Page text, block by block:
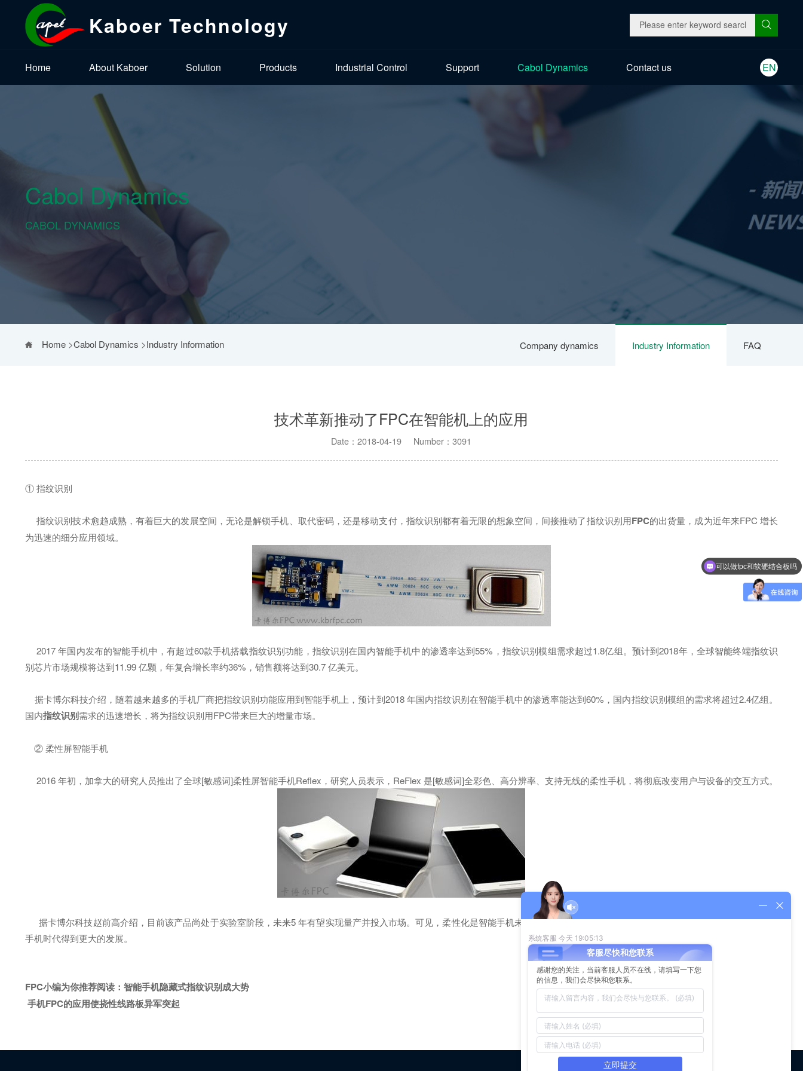
Kaboer Technology
Home About Kaboer Solution Products Industrial Control Support Cabol Dynamics Contact us EN
Cabol Dynamics
CABOL DYNAMICS
Company dynamics Industry Information FAQ
Home>Cabol Dynamics >Industry Information
技术革新推动了FPC在智能机上的应用
Date：2018-04-19 Number：3091
① 指纹识别
指纹识别技术愈趋成熟，有着巨大的发展空间，无论是解锁手机、取代密码，还是移动支付，指纹识别都有着无限的想象空间，间接推动了指纹识别用FPC的出货量，成为近年来FPC 增长
为迅速的细分应用领域。
2017 年国内发布的智能手机中，有超过60款手机搭载指纹识别功能，指纹识别在国内智能手机中的渗透率达到55%，指纹识别模组需求超过1.8亿组。预计到2018年，全球智能终端指纹识
别芯片市场规模将达到11.99 亿颗，年复合增长率约36%，销售额将达到30.7 亿美元。
据卡博尔科技介绍，随着越来越多的手机厂商把指纹识别功能应用到智能手机上，预计到2018 年国内指纹识别在智能手机中的渗透率能达到60%，国内指纹识别模组的需求将超过2.4亿组。
国内指纹识别需求的迅速增长，将为指纹识别用FPC带来巨大的增量市场。
② 柔性屏智能手机
2016 年初，加拿大的研究人员推出了全球[敏感词]柔性屏智能手机Reflex，研究人员表示，ReFlex 是[敏感词]全彩色、高分辨率、支持无线的柔性手机，将彻底改变用户与设备的交互方式。
据卡博尔科技赵前高介绍，目前该产品尚处于实验室阶段，未来5 年有望实现量产并投入市场。可见，柔性化是智能手机未来的发展趋势，FPC 本身的轻、薄、可弯曲的特点将使其在柔性
手机时代得到更大的发展。
FPC小编为你推荐阅读： 智能手机隐藏式指纹识别成大势
手机FPC的应用使挠性线路板异军突起
可以做fpc和软硬结合板吗